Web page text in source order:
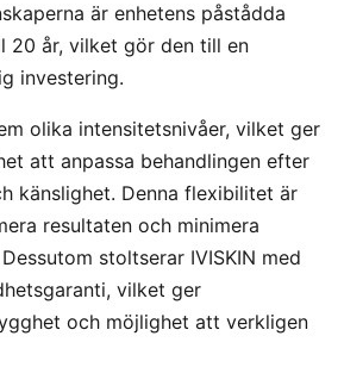
är enhetens påstådda
20 år, vilket gör den till en
investering.
olika intensitetsnivåer, vilket ger
att anpassa behandlingen efter
känslighet. Denna flexibilitet är
resultaten och minimera
stoltserar IVISKIN med
vilket ger
och möjlighet att verkligen